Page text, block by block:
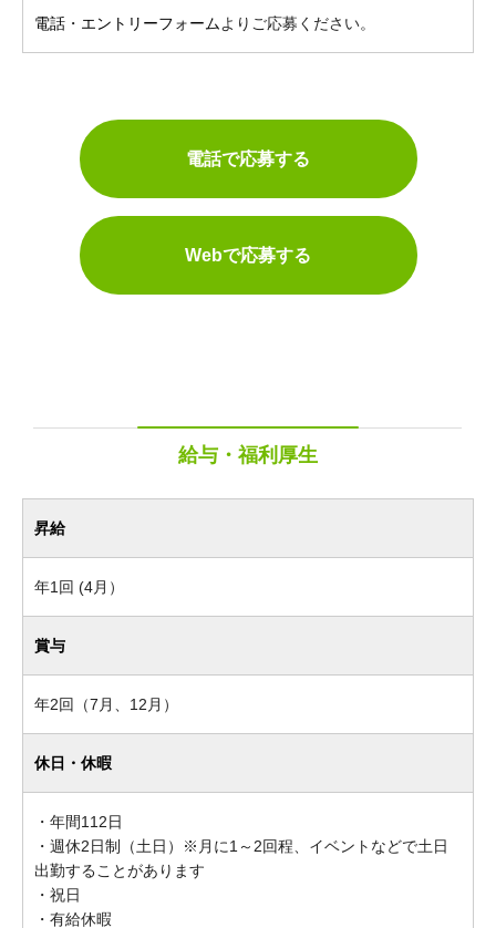
電話 ・ エントリーフォームよりご応募ください。
電話で応募する
Webで応募する
給与・福利厚生
昇給
年1回 (4月）
賞与
年2回（7月、12月）
休日・休暇
・年間112日
・週休2日制（土日）※月に1～2回程、イベントなどで土日
出勤することがあります
・祝日
・有給休暇